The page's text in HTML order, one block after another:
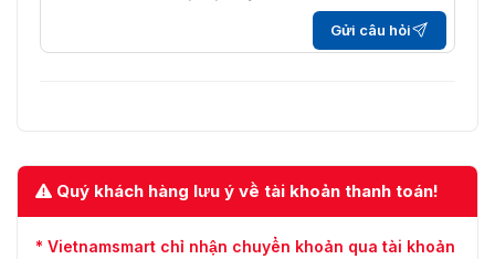
Gửi câu hỏi
Quý khách hàng lưu ý về tài khoản thanh toán!
* Vietnamsmart chỉ nhận chuyển khoản qua tài khoản